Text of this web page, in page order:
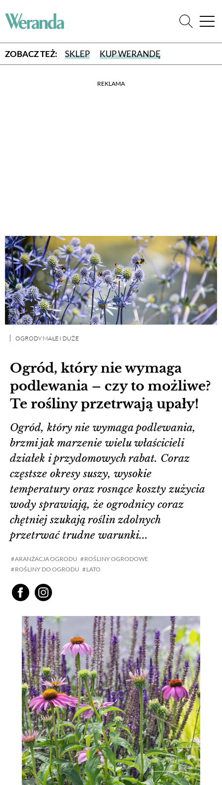
ZOBACZ TEŻ: SKLEP KUP WERANDĘ
REKLAMA
Ogród, który nie wymaga
podlewania – czy to możliwe?
Te rośliny przetrwają upały!
OGRODY MAŁE I DUŻE
ARANŻACJA OGRODU
ROŚLINY OGRODOWE
ROŚLINY DO OGRODU
LATO
Ogród, który nie wymaga podlewania,
brzmi jak marzenie wielu właścicieli
działek i przydomowych rabat. Coraz
częstsze okresy suszy, wysokie
temperatury oraz rosnące koszty zużycia
wody sprawiają, że ogrodnicy coraz
chętniej szukają roślin zdolnych
przetrwać trudne warunki...